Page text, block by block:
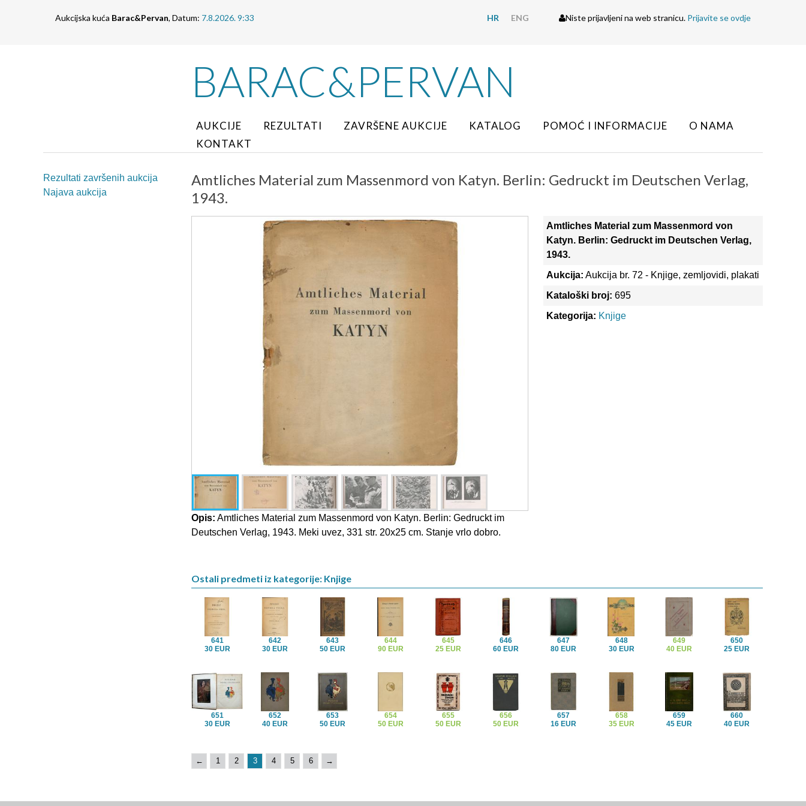
Aukcijska kuća Barac&Pervan, Datum: 7.8.2026. 9:33 HR ENG Niste prijavljeni na web stranicu. Prijavite se ovdje
BARAC&PERVAN
AUKCIJE REZULTATI ZAVRŠENE AUKCIJE KATALOG POMOĆ I INFORMACIJE
O NAMA
KONTAKT
Rezultati završenih aukcija
Najava aukcija
Amtliches Material zum Massenmord von Katyn. Berlin: Gedruckt im Deutschen Verlag,
1943.
Opis: Amtliches Material zum Massenmord von Katyn. Berlin: Gedruckt im
Deutschen Verlag, 1943. Meki uvez, 331 str. 20x25 cm. Stanje vrlo dobro.
Amtliches Material zum Massenmord von
Katyn. Berlin: Gedruckt im Deutschen Verlag,
1943.
Aukcija: Aukcija br. 72 - Knjige, zemljovidi, plakati
Kataloški broj: 695
Kategorija: Knjige
Ostali predmeti iz kategorije: Knjige
641
30 EUR
642
30 EUR
643
50 EUR
644
90 EUR
645
25 EUR
646
60 EUR
647
80 EUR
648
30 EUR
649
40 EUR
650
25 EUR
651
30 EUR
652
40 EUR
653
50 EUR
654
50 EUR
655
50 EUR
656
50 EUR
657
16 EUR
658
35 EUR
659
45 EUR
660
40 EUR
← 1 2 3 4 5 6 →